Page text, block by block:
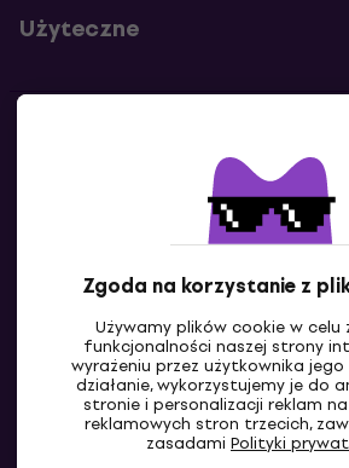
Zgoda na korzystanie z
Używamy plików cookie w celu
funkcjonalności naszej strony
wyrażeniu przez użytkownika
działanie, wykorzystujemy je do
stronie i personalizacji reklam
reklamowych stron trzecich,
zasadami Polityki
Użyteczne
Skontaktuj się z
PL